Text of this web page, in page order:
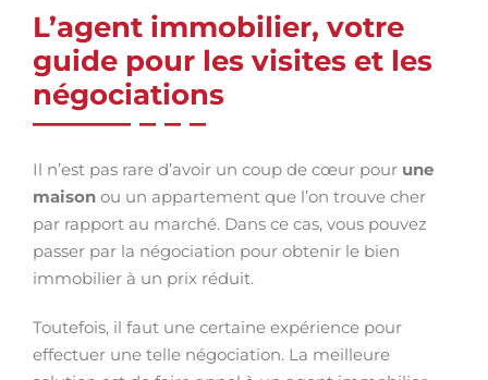
L’agent immobilier, votre
guide pour les visites et les
négociations
Il n’est pas rare d’avoir un coup de cœur pour une
maison ou un appartement que l’on trouve cher
par rapport au marché. Dans ce cas, vous pouvez
passer par la négociation pour obtenir le bien
immobilier à un prix réduit.
Toutefois, il faut une certaine expérience pour
effectuer une telle négociation. La meilleure